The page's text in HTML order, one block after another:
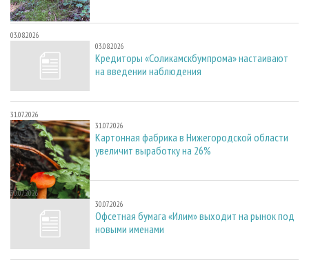
03.08.2026
03.08.2026
Кредиторы «Соликамскбумпрома» настаивают
на введении наблюдения
31.07.2026
31.07.2026
Картонная фабрика в Нижегородской области
увеличит выработку на 26%
30.07.2026
30.07.2026
Офсетная бумага «Илим» выходит на рынок под
новыми именами